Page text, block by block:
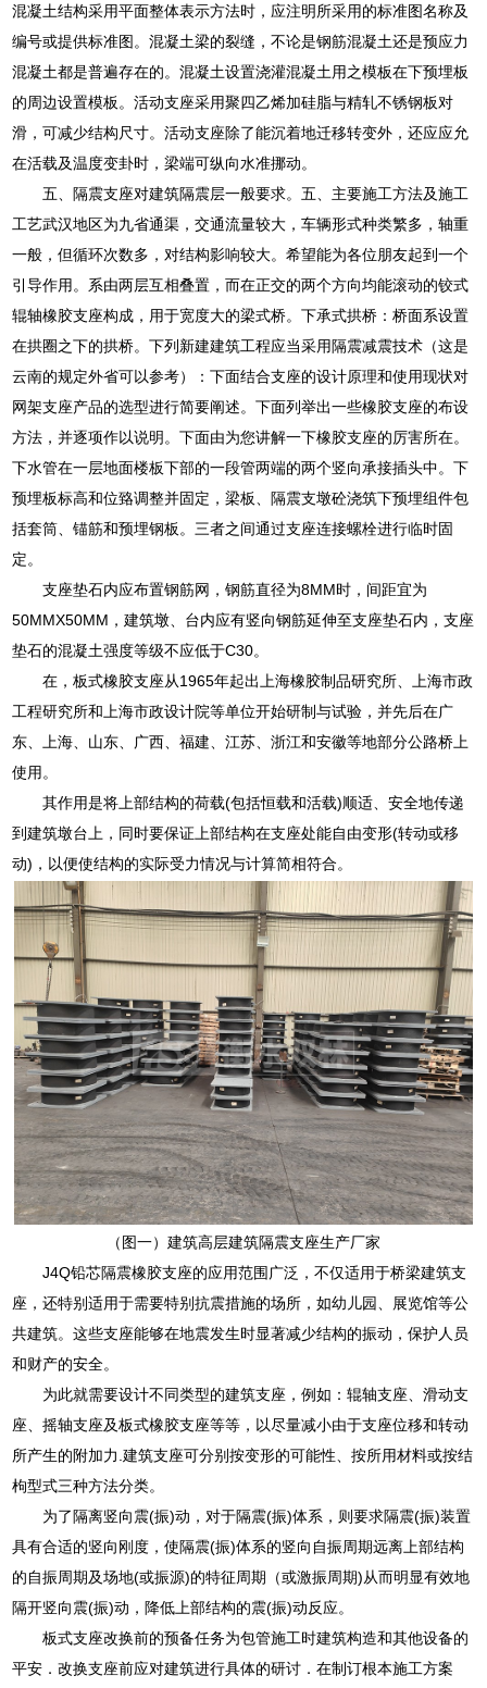
混凝土结构采用平面整体表示方法时，应注明所采用的标准图名称及
编号或提供标准图。混凝土梁的裂缝，不论是钢筋混凝土还是预应力
混凝土都是普遍存在的。混凝土设置浇灌混凝土用之模板在下预埋板
的周边设置模板。活动支座采用聚四乙烯加硅脂与精轧不锈钢板对
滑，可减少结构尺寸。活动支座除了能沉着地迁移转变外，还应应允
在活载及温度变卦时，梁端可纵向水准挪动。
五、隔震支座对建筑隔震层一般要求。五、主要施工方法及施工
工艺武汉地区为九省通渠，交通流量较大，车辆形式种类繁多，轴重
一般，但循环次数多，对结构影响较大。希望能为各位朋友起到一个
引导作用。系由两层互相叠置，而在正交的两个方向均能滚动的铰式
辊轴橡胶支座构成，用于宽度大的梁式桥。下承式拱桥：桥面系设置
在拱圈之下的拱桥。下列新建建筑工程应当采用隔震减震技术（这是
云南的规定外省可以参考）：下面结合支座的设计原理和使用现状对
网架支座产品的选型进行简要阐述。下面列举出一些橡胶支座的布设
方法，并逐项作以说明。下面由为您讲解一下橡胶支座的厉害所在。
下水管在一层地面楼板下部的一段管两端的两个竖向承接插头中。下
预埋板标高和位臵调整并固定，梁板、隔震支墩砼浇筑下预埋组件包
括套筒、锚筋和预埋钢板。三者之间通过支座连接螺栓进行临时固
定。
支座垫石内应布置钢筋网，钢筋直径为8MM时，间距宜为
50MMX50MM，建筑墩、台内应有竖向钢筋延伸至支座垫石内，支座
垫石的混凝土强度等级不应低于C30。
在，板式橡胶支座从1965年起出上海橡胶制品研究所、上海市政
工程研究所和上海市政设计院等单位开始研制与试验，并先后在广
东、上海、山东、广西、福建、江苏、浙江和安徽等地部分公路桥上
使用。
其作用是将上部结构的荷载(包括恒载和活载)顺适、安全地传递
到建筑墩台上，同时要保证上部结构在支座处能自由变形(转动或移
动)，以便使结构的实际受力情况与计算简相符合。
（图一）建筑高层建筑隔震支座生产厂家
J4Q铅芯隔震橡胶支座的应用范围广泛，不仅适用于桥梁建筑支
座，还特别适用于需要特别抗震措施的场所，如幼儿园、展览馆等公
共建筑。这些支座能够在地震发生时显著减少结构的振动，保护人员
和财产的安全。
为此就需要设计不同类型的建筑支座，例如：辊轴支座、滑动支
座、摇轴支座及板式橡胶支座等等，以尽量减小由于支座位移和转动
所产生的附加力.建筑支座可分别按变形的可能性、按所用材料或按结
枸型式三种方法分类。
为了隔离竖向震(振)动，对于隔震(振)体系，则要求隔震(振)装置
具有合适的竖向刚度，使隔震(振)体系的竖向自振周期远离上部结构
的自振周期及场地(或振源)的特征周期（或激振周期)从而明显有效地
隔开竖向震(振)动，降低上部结构的震(振)动反应。
板式支座改换前的预备任务为包管施工时建筑构造和其他设备的
平安．改换支座前应对建筑进行具体的研讨．在制订根本施工方案